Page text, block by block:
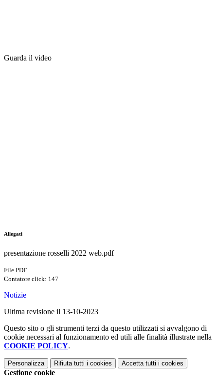
Guarda il video
Allegati
presentazione rosselli 2022 web.pdf
File PDF
Contatore click: 147
Notizie
Ultima revisione il 13-10-2023
Questo sito o gli strumenti terzi da questo utilizzati si avvalgono di
cookie necessari al funzionamento ed utili alle finalità illustrate nella
COOKIE POLICY.
Personalizza Rifiuta tutti i cookies Accetta tutti i cookies
Gestione cookie